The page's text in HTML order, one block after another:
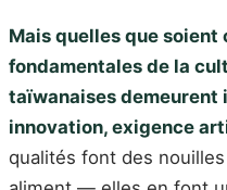
Mais quelles que
fondamentales de la
taïwanaises
innovation, exigence
qualités font des